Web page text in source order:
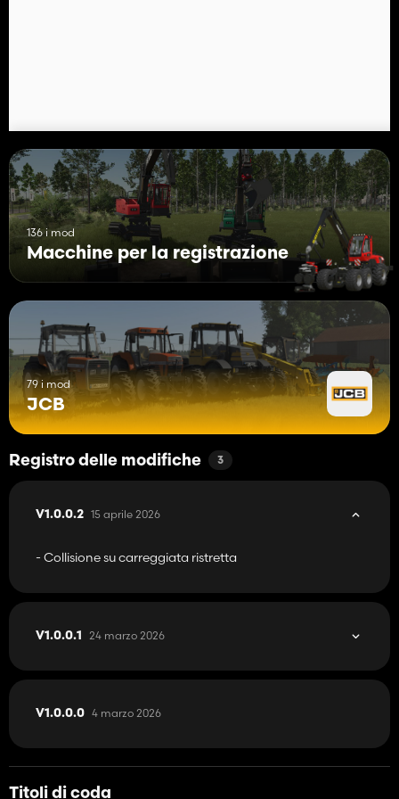
- Apertura della porta
- Opzioni colore
- Opzioni del faro stroboscopico
- Controlli animati
- Dashboard animate
- Compatibile con i comandi easy arm
136 i mod
Macchine per la registrazione
79 i mod
JCB
Registro delle modifiche 3
V1.0.0.2 15 aprile 2026
- Collisione su carreggiata ristretta
V1.0.0.1 24 marzo 2026
V1.0.0.0 4 marzo 2026
Titoli di coda